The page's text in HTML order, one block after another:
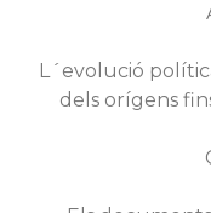
L´evolució
dels orígens